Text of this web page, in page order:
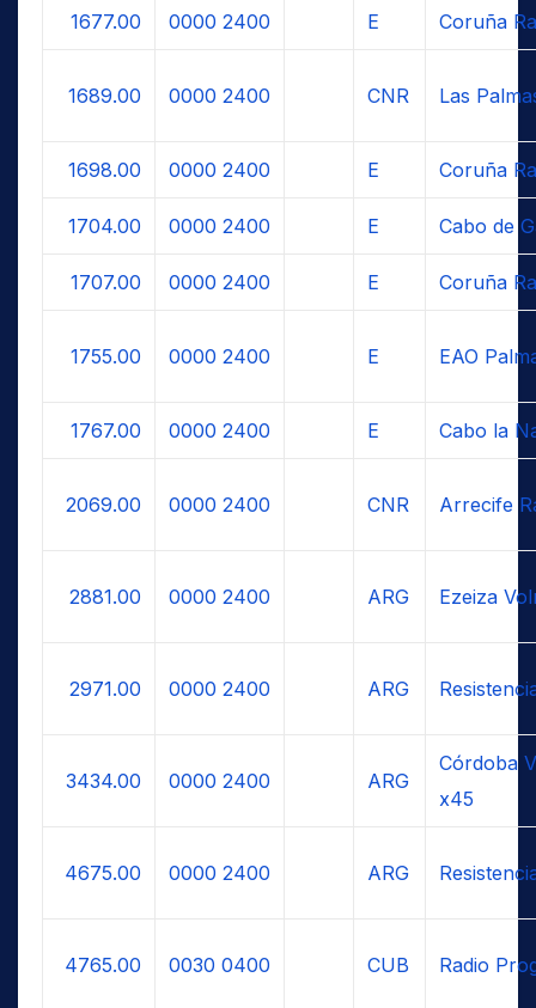
1677.00 0000 2400 E Coruña
1689.00 0000 2400 CNR Las
1698.00 0000 2400 E Coruña
1704.00 0000 2400 E Cabo de
1707.00 0000 2400 E Coruña
1755.00 0000 2400 E EAO
1767.00 0000 2400 E Cabo la
2069.00 0000 2400 CNR Arrecife
2881.00 0000 2400 ARG Ezeiza
2971.00 0000 2400 ARG
3434.00 0000 2400 ARG
Córdoba
x45
4675.00 0000 2400 ARG
4765.00 0030 0400 CUB Radio